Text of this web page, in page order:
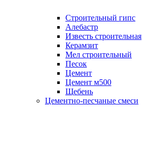
Строительный гипс
Алебастр
Известь строительная
Керамзит
Мел строительный
Песок
Цемент
Цемент м500
Щебень
Цементно-песчаные смеси